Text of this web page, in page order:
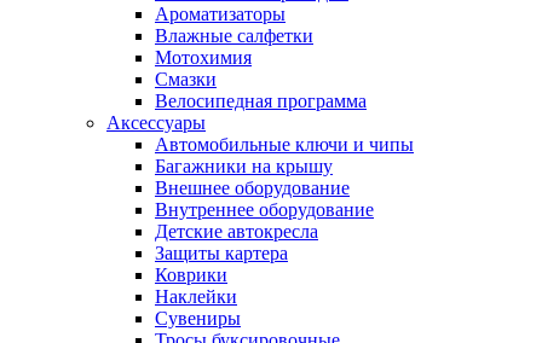
Ароматизаторы
Влажные салфетки
Мотохимия
Смазки
Велосипедная программа
Аксессуары
Автомобильные ключи и чипы
Багажники на крышу
Внешнее оборудование
Внутреннее оборудование
Детские автокресла
Защиты картера
Коврики
Наклейки
Сувениры